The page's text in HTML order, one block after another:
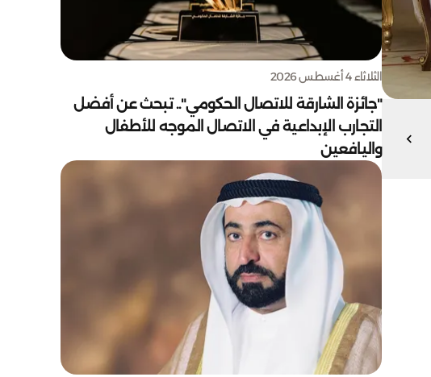
الثلاثاء 4 أغسطس 2026
"جائزة الشارقة للاتصال الحكومي".. تبحث عن أفضل
التجارب الإبداعية في الاتصال الموجه للأطفال
واليافعين